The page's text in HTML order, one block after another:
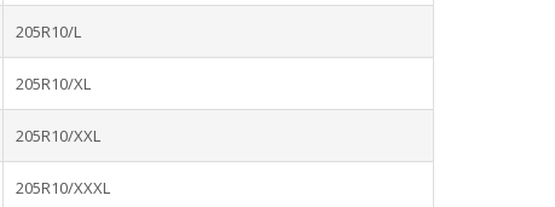
205R10/L
205R10/XL
205R10/XXL
205R10/XXXL